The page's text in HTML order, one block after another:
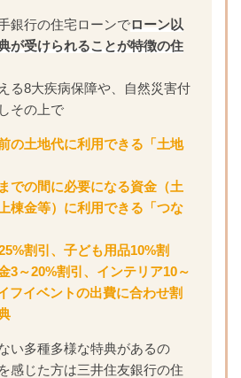
銀行の住宅ローンでローン以
が受けられることが特徴の住
る8大疾病保障や、自然災害付
その上で
の土地代に利用できる「土地
での間に必要になる資金（土
棟金等）に利用できる「つな
割引、子ども用品10%割
3～20%割引、インテリア10～
フイベントの出費に合わせ割
い多種多様な特典があるの
感じた方は三井住友銀行の住